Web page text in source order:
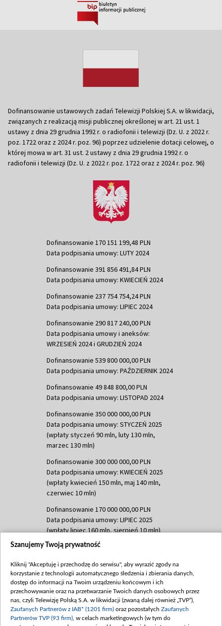
Dofinansowanie ustawowych zadań Telewizji Polskiej S.A. w likwidacji,
związanych z realizacją misji publicznej określonej w art. 21 ust. 1
ustawy z dnia 29 grudnia 1992 r. o radiofonii i telewizji (Dz. U. z 2022 r.
poz. 1722 oraz z 2024 r. poz. 96) poprzez udzielenie dotacji celowej, o
której mowa w art. 31 ust. 2 ustawy z dnia 29 grudnia 1992 r. o
radiofonii i telewizji (Dz. U. z 2022 r. poz. 1722 oraz z 2024 r. poz. 96)
Dofinansowanie 170 151 199,48 PLN
Data podpisania umowy: LUTY 2024
Dofinansowanie 391 856 491,84 PLN
Data podpisania umowy: KWIECIEŃ 2024
Dofinansowanie 237 754 754,24 PLN
Data podpisania umowy: LIPIEC 2024
Dofinansowanie 290 817 240,00 PLN
Data podpisania umowy i aneksów:
WRZESIEŃ 2024 i GRUDZIEŃ 2024
Dofinansowanie 539 800 000,00 PLN
Data podpisania umowy: PAŹDZIERNIK 2024
Dofinansowanie 49 848 800,00 PLN
Data podpisania umowy: LISTOPAD 2024
Dofinansowanie 350 000 000,00 PLN
Data podpisania umowy: STYCZEŃ 2025
(wpłaty styczeń 90 mln, luty 130 mln,
marzec 130 mln)
Dofinansowanie 300 000 000,00 PLN
Data podpisania umowy: KWIECIEŃ 2025
(wpłaty kwiecień 150 mln, maj 140 mln,
czerwiec 10 mln)
Dofinansowanie 170 000 000,00 PLN
Data podpisania umowy: LIPIEC 2025
(wpłaty lipiec 160 mln, sierpień 10 mln)
Dofinansowanie 60 000 000,00 PLN
(wpłata wrzesień 60 mln)
Dofinansowanie 635 783 051,21 PLN
Data podpisania umowy: WRZESIEŃ 2025
(wpłata wrzesień 100 mln, październik 350
mln, listopad 265 mln)
Szanujemy Twoją prywatność
Kliknij "Akceptuję i przechodzę do serwisu", aby wyrazić zgody na
korzystanie z technologii automatycznego śledzenia i zbierania danych,
dostęp do informacji na Twoim urządzeniu końcowym i ich
przechowywanie oraz na przetwarzanie Twoich danych osobowych przez
nas, czyli Telewizję Polską S.A. w likwidacji (zwaną dalej również „TVP”),
Zaufanych Partnerów z IAB* (1201 firm) oraz pozostałych Zaufanych
Partnerów TVP (93 firm) , w celach marketingowych (w tym do